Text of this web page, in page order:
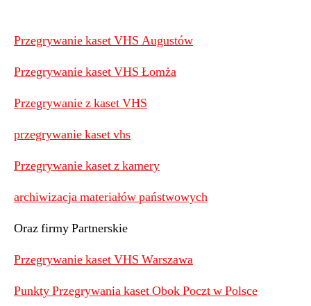
Przegrywanie kaset VHS Augustów
Przegrywanie kaset VHS Łomża
Przegrywanie z kaset VHS
przegrywanie kaset vhs
Przegrywanie kaset z kamery
archiwizacja materiałów państwowych
Oraz firmy Partnerskie
Przegrywanie kaset VHS Warszawa
Punkty Przegrywania kaset Obok Poczt w Polsce